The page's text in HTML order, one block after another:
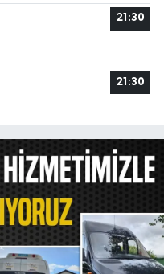
21:30
21:30